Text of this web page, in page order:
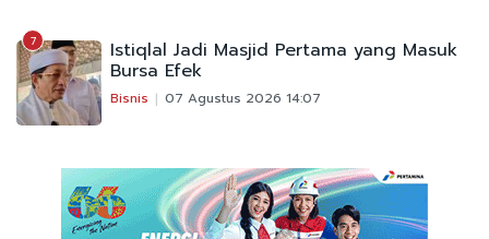
7 Istiqlal Jadi Masjid Pertama yang Masuk
Bursa Efek
Bisnis 07 Agustus 2026 14:07